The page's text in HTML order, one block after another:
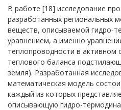
В работе [18] исследование
разработанных региональных
веществ, описываемой гидро-
уравнением, а именно
теплопроводности в активном
теплового баланса
земля). Разработанная
математическая модель
каждый из которых
описывающую гидро-